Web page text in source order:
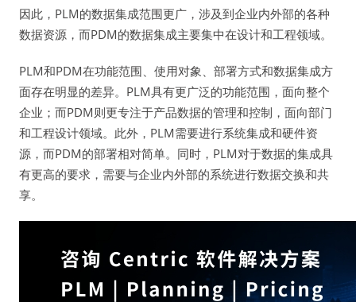
因此，PLM的数据集成范围更广，涉及到企业内外部的各种
数据资源，而PDM的数据集成主要集中在设计和工程领域。
PLM和PDM在功能范围、使用对象、部署方式和数据集成方
面存在明显的差异。PLM具有更广泛的功能范围，面向整个
企业；而PDM则更专注于产品数据的管理和控制，面向部门
和工程设计领域。此外，PLM需要进行系统集成和硬件资
源，而PDM的部署相对简单。同时，PLM对于数据的集成具
有更高的要求，需要与企业内外部的系统进行数据交换和共
享。